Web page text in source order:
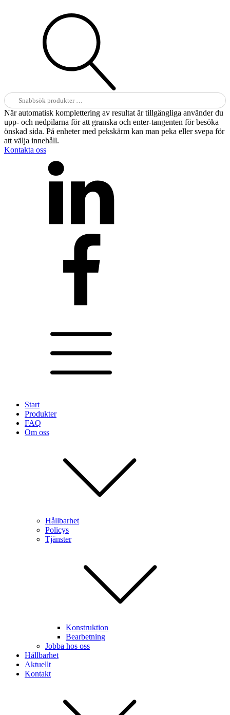
Sök
efter:
När automatisk komplettering av resultat är tillgängliga använder du
upp- och nedpilarna för att granska och enter-tangenten för besöka
önskad sida. På enheter med pekskärm kan man peka eller svepa för
att välja innehåll.
Kontakta oss
Start
Produkter
FAQ
Om oss
Hållbarhet
Policys
Tjänster
Konstruktion
Bearbetning
Jobba hos oss
Hållbarhet
Aktuellt
Kontakt